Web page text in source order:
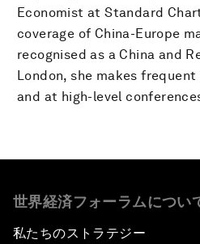
Economist at Standard
coverage of China-Europe
recognised as a China and
London, she makes
and at high-level
世界経済フォーラムについ
私たちのストラテジー